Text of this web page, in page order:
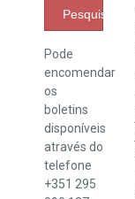
Pesquisar
Pode
encomendar
os
boletins
disponíveis
através do
telefone
+351 295